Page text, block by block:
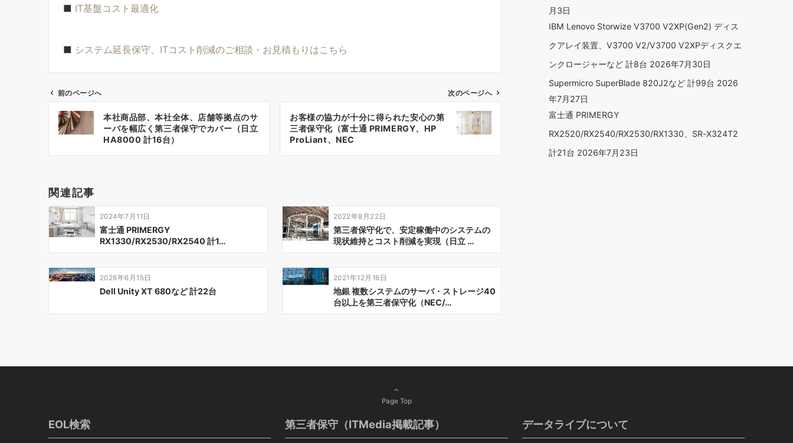
■ IT基盤コスト最適化
■ システム延長保守、ITコスト削減のご相談・お見積もりはこちら
投
稿
ゲ
ー
シ
ョ
ン
前のページへ
本社商品部、本社全体、店舗等拠点のサ
ーバを幅広く第三者保守でカバー（日立
HA8000 計16台）
次のページへ
お客様の協力が十分に得られた安心の第
三者保守化（富士通 PRIMERGY、HP
ProLiant、NEC
関連記事
2024年7月11日
富士通 PRIMERGY
RX1330/RX2530/RX2540 計1…
2022年8月22日
第三者保守化で、安定稼働中のシステムの
現状維持とコスト削減を実現（日立 …
2026年6月15日
Dell Unity XT 680など 計22台
2021年12月16日
地銀 複数システムのサーバ・ストレージ40
台以上を第三者保守化（NEC/…
月3日
IBM Lenovo Storwize V3700 V2XP(Gen2) ディス
クアレイ装置、V3700 V2/V3700 V2XPディスクエ
ンクロージャーなど 計8台 2026年7月30日
Supermicro SuperBlade 820J2など 計99台 2026
年7月27日
富士通 PRIMERGY
RX2520/RX2540/RX2530/RX1330、SR-X324T2
計21台 2026年7月23日
Page Top
EOL検索 第三者保守（ITMedia掲載記事） データライブについて